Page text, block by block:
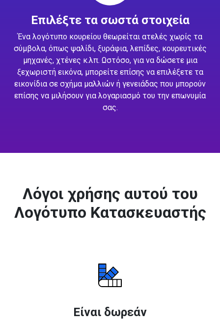
Επιλέξτε τα σωστά στοιχεία
Ένα λογότυπο κουρείου θεωρείται ατελές χωρίς τα
σύμβολα, όπως ψαλίδι, ξυράφια, λεπίδες, κουρευτικές
μηχανές, χτένες κ.λπ. Ωστόσο, για να δώσετε μια
ξεχωριστή εικόνα, μπορείτε επίσης να επιλέξετε τα
εικονίδια σε σχήμα μαλλιών ή γενειάδας που μπορούν
επίσης να μιλήσουν για λογαριασμό του την επωνυμία
σας.
Λόγοι χρήσης αυτού του
Λογότυπο Κατασκευαστής
Είναι δωρεάν